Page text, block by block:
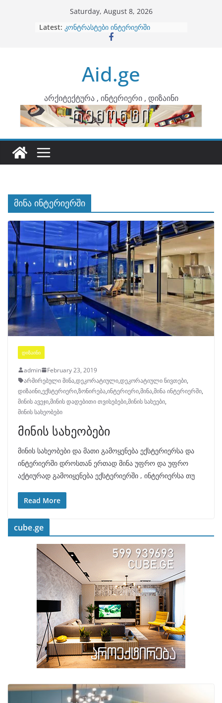
Saturday, August 8, 2026
Latest: ბინების გაერთიანება
კონტრასტები ინტერიერში
ინტერიერის დიზიანი
არტემიდი წარმოგიდგენთ
Aid.ge
არქიტექტურა , ინტერიერი , დიზაინი
მინა ინტერიერში
ᲓᲘᲖᲐᲘᲜᲘ
admin
February 23, 2019
არმირებული მინა,დეკორატიული,დეკორატიული ნივთები,
დიზაინი,ექსტერიერი,ზონირება,ინტერიერი,მინა,მინა ინტერიერში,
მინის ავეჯი,მინის დადებითი თვისებები,მინის სახეები,
მინის სახეობები
მინის სახეობები
მინის სახეობები და მათი გამოყენება ექსტერიერსა და
ინტერიერში დროსთან ერთად მინა უფრო და უფრო
აქტიურად გამოიყენება ექსტერიერში , ინტერიერსა თუ
Read More
cube.ge